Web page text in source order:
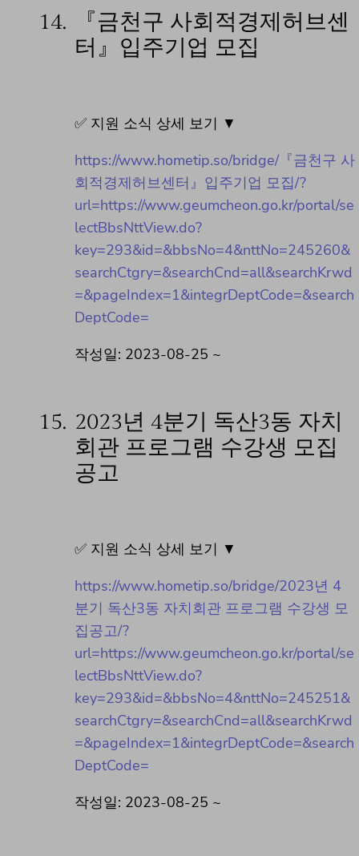
14.
『금천구 사회적경제허브센
터』입주기업 모집
✅ 지원 소식 상세 보기 ▼
https://www.hometip.so/bridge/『금천구 사
회적경제허브센터』입주기업 모집/?
url=https://www.geumcheon.go.kr/portal/se
lectBbsNttView.do?
key=293&id=&bbsNo=4&nttNo=245260&
searchCtgry=&searchCnd=all&searchKrwd
=&pageIndex=1&integrDeptCode=&search
DeptCode=
작성일: 2023-08-25 ~
15. 2023년 4분기 독산3동 자치
회관 프로그램 수강생 모집
공고
✅ 지원 소식 상세 보기 ▼
https://www.hometip.so/bridge/2023년 4
분기 독산3동 자치회관 프로그램 수강생 모
집공고/?
url=https://www.geumcheon.go.kr/portal/se
lectBbsNttView.do?
key=293&id=&bbsNo=4&nttNo=245251&
searchCtgry=&searchCnd=all&searchKrwd
=&pageIndex=1&integrDeptCode=&search
DeptCode=
작성일: 2023-08-25 ~